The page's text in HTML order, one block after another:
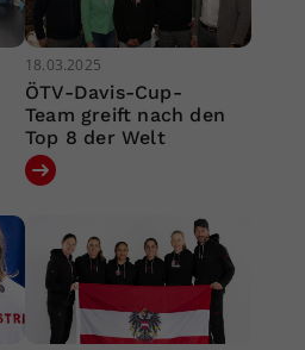
18.03.2025
ÖTV-Davis-Cup-
Team greift nach den
Top 8 der Welt